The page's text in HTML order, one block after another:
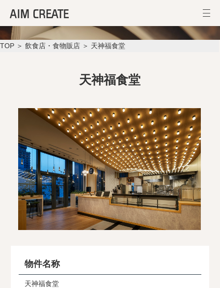
TOP ＞ 飲食店・食物販店 ＞ 天神福食堂
天神福食堂
物件名称
天神福食堂